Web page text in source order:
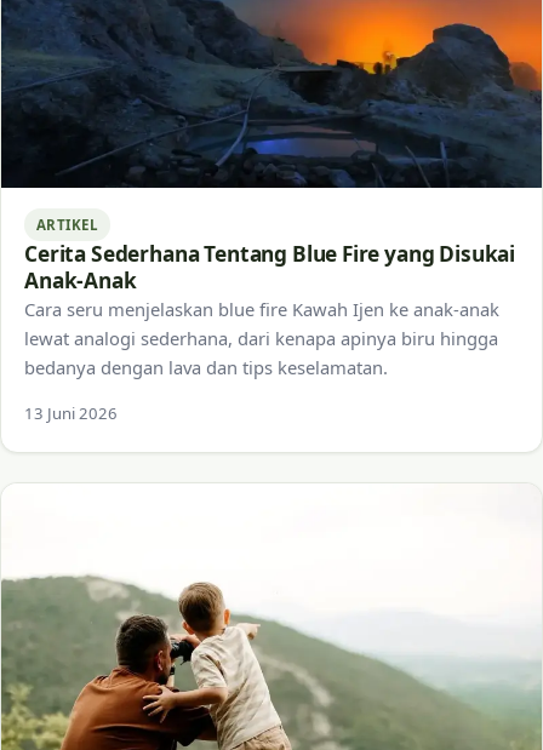
ARTIKEL
Cerita Sederhana Tentang Blue Fire yang Disukai
Anak-Anak
Cara seru menjelaskan blue fire Kawah Ijen ke anak-anak
lewat analogi sederhana, dari kenapa apinya biru hingga
bedanya dengan lava dan tips keselamatan.
13 Juni 2026